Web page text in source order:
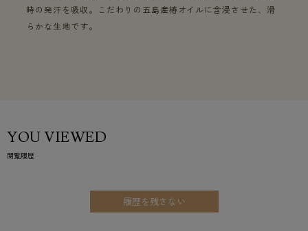
時の発汗を吸収。こだわりの五島産椿オイルに含浸させた、滑
らかな生地です。
YOU VIEWED
閲覧履歴
履歴を残さない